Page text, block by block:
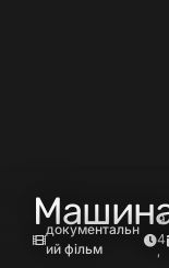
документальн
ий фільм
9
4
′